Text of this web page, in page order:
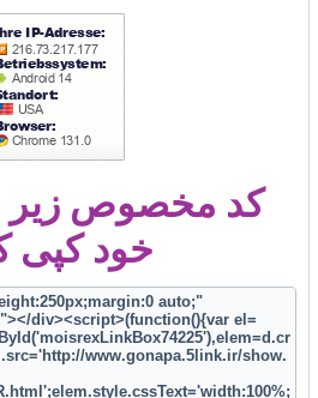
کد مخصوص زیر
خود کپی